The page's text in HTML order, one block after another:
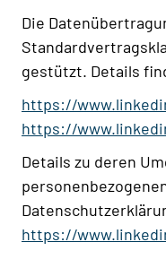
Die
gestützt. Details
https://
https://
Details zu deren
https://